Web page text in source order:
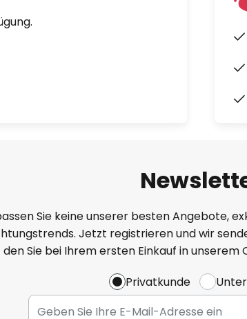
Sie keine unserer besten Angebote,
Jetzt registrieren und wir
den Sie bei Ihrem ersten Einkauf in unserem
Privatkunde